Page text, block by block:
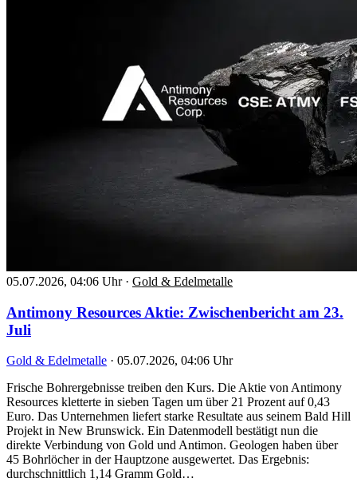
05.07.2026, 04:06 Uhr · Gold & Edelmetalle
Antimony Resources Aktie: Zwischenbericht am 23.
Juli
Gold & Edelmetalle · 05.07.2026, 04:06 Uhr
Frische Bohrergebnisse treiben den Kurs. Die Aktie von Antimony
Resources kletterte in sieben Tagen um über 21 Prozent auf 0,43
Euro. Das Unternehmen liefert starke Resultate aus seinem Bald Hill
Projekt in New Brunswick. Ein Datenmodell bestätigt nun die
direkte Verbindung von Gold und Antimon. Geologen haben über
45 Bohrlöcher in der Hauptzone ausgewertet. Das Ergebnis:
durchschnittlich 1,14 Gramm Gold…